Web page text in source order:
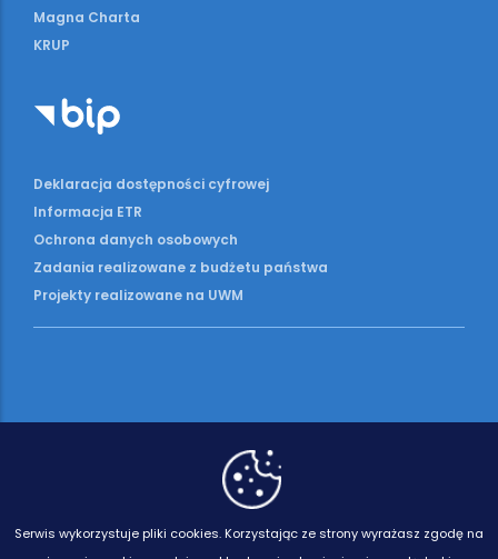
Magna Charta
KRUP
Deklaracja dostępności cyfrowej
Informacja ETR
Ochrona danych osobowych
Zadania realizowane z budżetu państwa
Projekty realizowane na UWM
Serwis wykorzystuje pliki cookies. Korzystając ze strony wyrażasz zgodę na